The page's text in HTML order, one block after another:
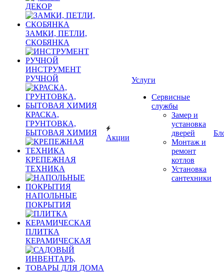
ДЕКОР
ЗАМКИ, ПЕТЛИ,
СКОБЯНКА
ИНСТРУМЕНТ
РУЧНОЙ
КРАСКА,
ГРУНТОВКА,
БЫТОВАЯ ХИМИЯ
КРЕПЕЖНАЯ
ТЕХНИКА
НАПОЛЬНЫЕ
ПОКРЫТИЯ
ПЛИТКА
КЕРАМИЧЕСКАЯ
Акции
Услуги
Сервисные
службы
Замер и
установка
дверей
Монтаж и
ремонт
котлов
Установка
сантехники